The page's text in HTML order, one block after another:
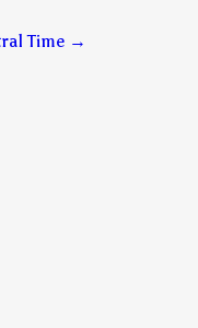
Time →